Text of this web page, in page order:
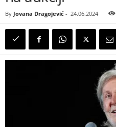
By Jovana Dragojević - 24.06.2024